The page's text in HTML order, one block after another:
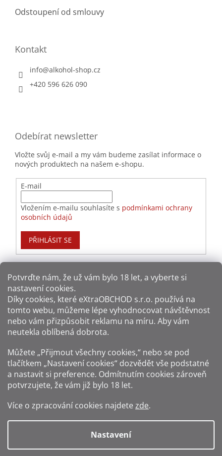
Potvrďte nám​​, že už vám bylo 18 let, a vyberte si
nastavení cookies.
Díky cookies, které eXtraOBCHOD s.r.o. používá na
tomto webu, můžeme lépe vyhodnocovat návštěvnost
nebo vám přizpůsobit reklamu na míru. Aby vám
neutekla oblíbená dobrota.
Můžete „Přijmout všechny cookies,“ nebo se pod
tlačítkem „Nastavení cookies“ dozvědět vše podstatné
a nastavit si preference. Odmítnutím cookies zároveň
potvrzujete, že vám již bylo 18 let.
Více o zpracování cookies najdete zde.
Nastavení
Odstoupení od smlouvy
Kontakt
info@alkohol-shop.cz
+420 596 626 090
Odebírat newsletter
Vložte svůj e-mail a my vám budeme zasílat informace o
nových produktech na našem e-shopu.
E-mail
Vložením e-mailu souhlasíte s podmínkami ochrany
osobních údajů
PŘIHLÁSIT SE
Způsoby dopravy:
Zákaz prodeje alkoholu osobám mladším 18 let.